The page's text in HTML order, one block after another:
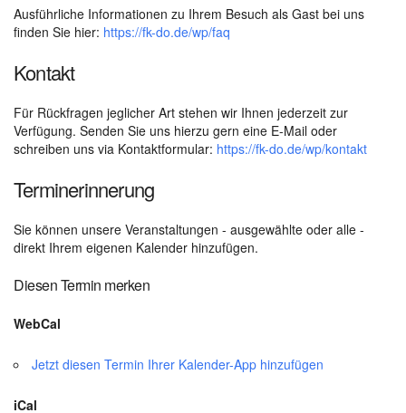
Ausführliche Informationen zu Ihrem Besuch als Gast bei uns
finden Sie hier: https://fk-do.de/wp/faq
Kontakt
Für Rückfragen jeglicher Art stehen wir Ihnen jederzeit zur
Verfügung. Senden Sie uns hierzu gern eine E-Mail oder
schreiben uns via Kontaktformular: https://fk-do.de/wp/kontakt
Terminerinnerung
Sie können unsere Veranstaltungen - ausgewählte oder alle -
direkt Ihrem eigenen Kalender hinzufügen.
Diesen Termin merken
WebCal
Jetzt diesen Termin Ihrer Kalender-App hinzufügen
iCal